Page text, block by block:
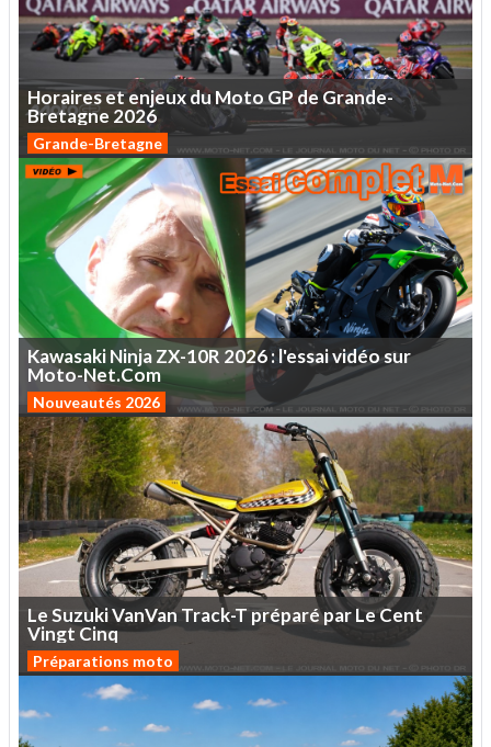
HorairesetenjeuxduMotoGPdeGrande-
Bretagne 2026
Grande-Bretagne
KawasakiNinjaZX-10R 2026:l'essaividéosur
Moto-Net.Com
Nouveautés 2026
LeSuzukiVanVanTrack-TpréparéparLeCent
VingtCinq
Préparations moto